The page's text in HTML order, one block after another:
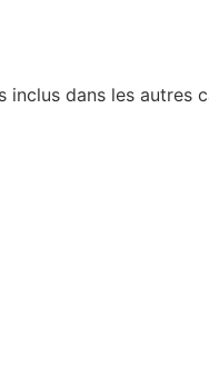
dans les autres